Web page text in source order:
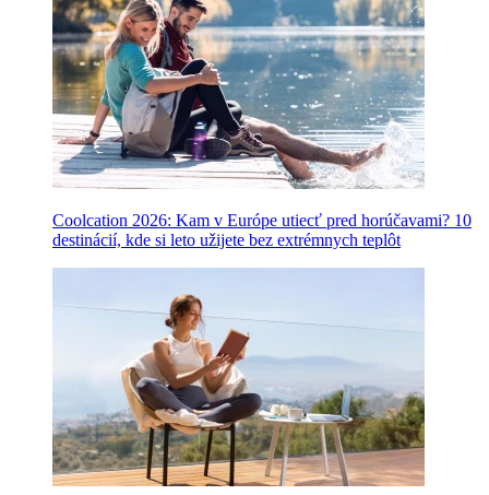
Coolcation 2026: Kam v Európe utiecť pred horúčavami? 10
destinácií, kde si leto užijete bez extrémnych teplôt